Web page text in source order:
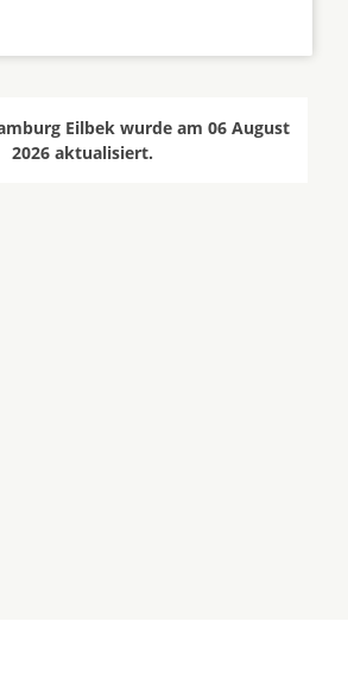
Eilbek wurde am 06 August
2026 aktualisiert.